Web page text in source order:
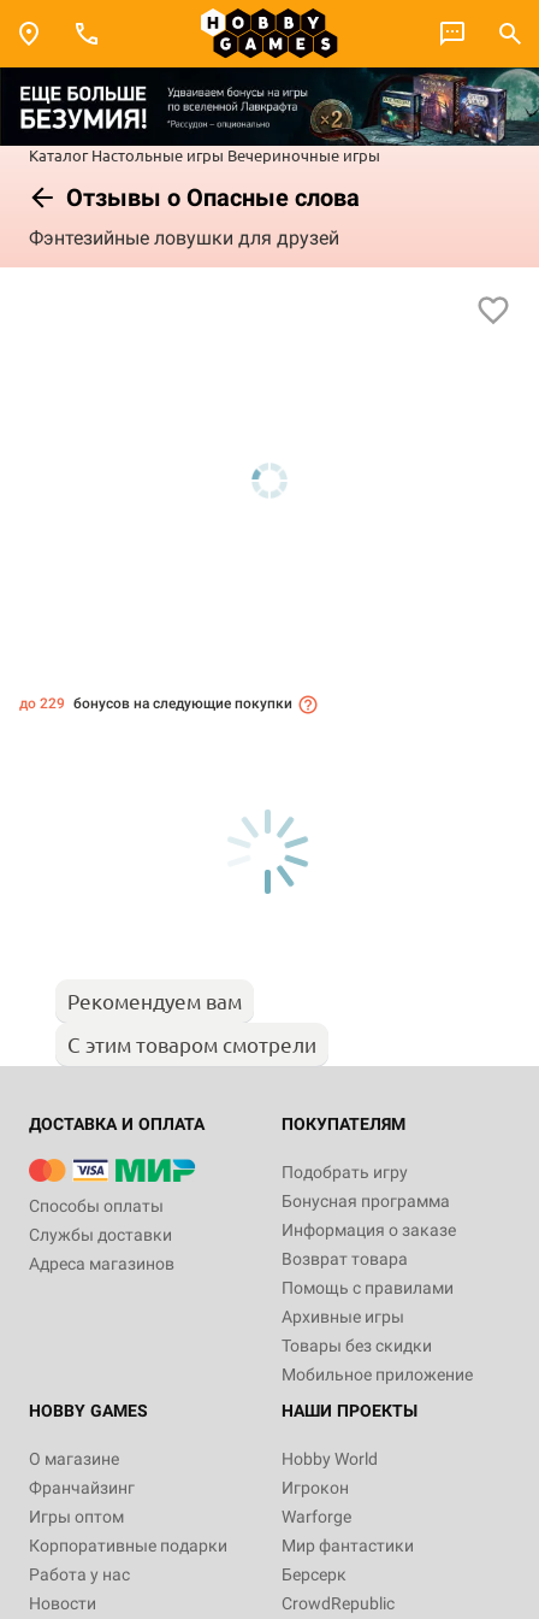
Каталог Настольные игры Вечериночные игры
Отзывы о Опасные слова
Фэнтезийные ловушки для друзей
до 229 бонусов на следующие покупки
Рекомендуем вам
С этим товаром смотрели
ДОСТАВКА И ОПЛАТА
Способы оплаты
Службы доставки
Адреса магазинов
ПОКУПАТЕЛЯМ
Подобрать игру
Бонусная программа
Информация о заказе
Возврат товара
Помощь с правилами
Архивные игры
Товары без скидки
Мобильное приложение
HOBBY GAMES
О магазине
Франчайзинг
Игры оптом
Корпоративные подарки
Работа у нас
Новости
НАШИ ПРОЕКТЫ
Hobby World
Игрокон
Warforge
Мир фантастики
Берсерк
CrowdRepublic